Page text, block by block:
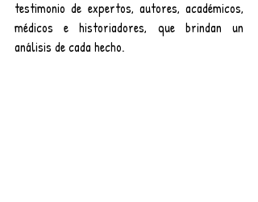
testimonio de expertos, autores, académicos,
médicos e historiadores, que brindan un
análisis de cada hecho.